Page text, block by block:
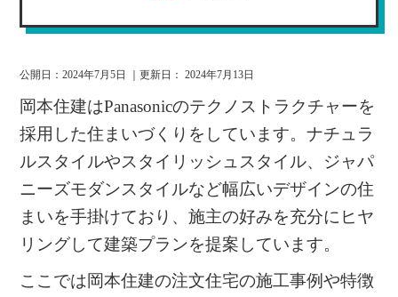
公開日：2024年7月5日 ｜更新日：2024年7月13日
岡本住建はPanasonicのテクノストラクチャーを
採用した住まいづくりをしています。ナチュラ
ルスタイルやスタイリッシュスタイル、ジャパ
ニーズモダンスタイルなど幅広いデザインの住
まいを手掛けており、施主の好みを充分にヒヤ
リングして建築プランを提案しています。
ここでは岡本住建の注文住宅の施工事例や特徴